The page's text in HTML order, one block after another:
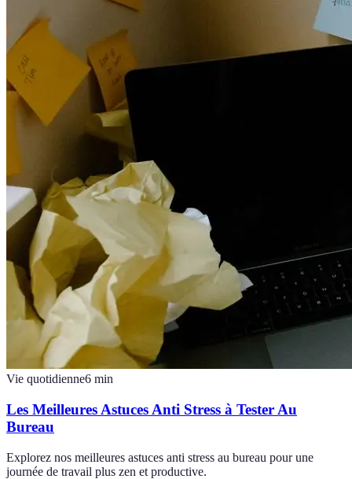
Vie quotidienne6 min
Les Meilleures Astuces Anti Stress à Tester Au
Bureau
Explorez nos meilleures astuces anti stress au bureau pour une
journée de travail plus zen et productive.